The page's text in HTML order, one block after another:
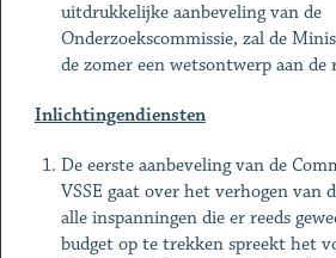
uitdrukkelijke aanbeveling van de
Onderzoekscommissie, zal de
de zomer een wetsontwerp aan de
Inlichtingendiensten
De eerste aanbeveling van de
VSSE gaat over het verhogen van
alle inspanningen die er reeds
budget op te trekken spreekt het